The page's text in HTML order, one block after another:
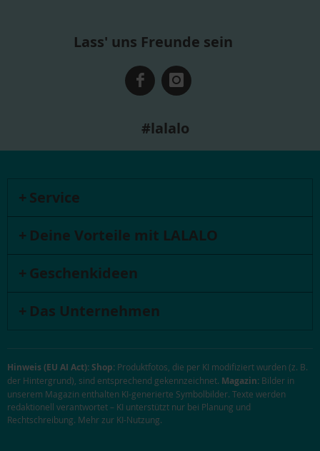
Lass' uns Freunde sein
#lalalo
Service
Deine Vorteile mit LALALO
Geschenkideen
Das Unternehmen
Hinweis (EU AI Act):Shop: Produktfotos, die per KI modifiziert wurden (z. B.
der Hintergrund), sind entsprechend gekennzeichnet. Magazin: Bilder in
unserem Magazin enthalten KI-generierte Symbolbilder. Texte werden
redaktionell verantwortet – KI unterstützt nur bei Planung und
Rechtschreibung. Mehr zur KI-Nutzung.